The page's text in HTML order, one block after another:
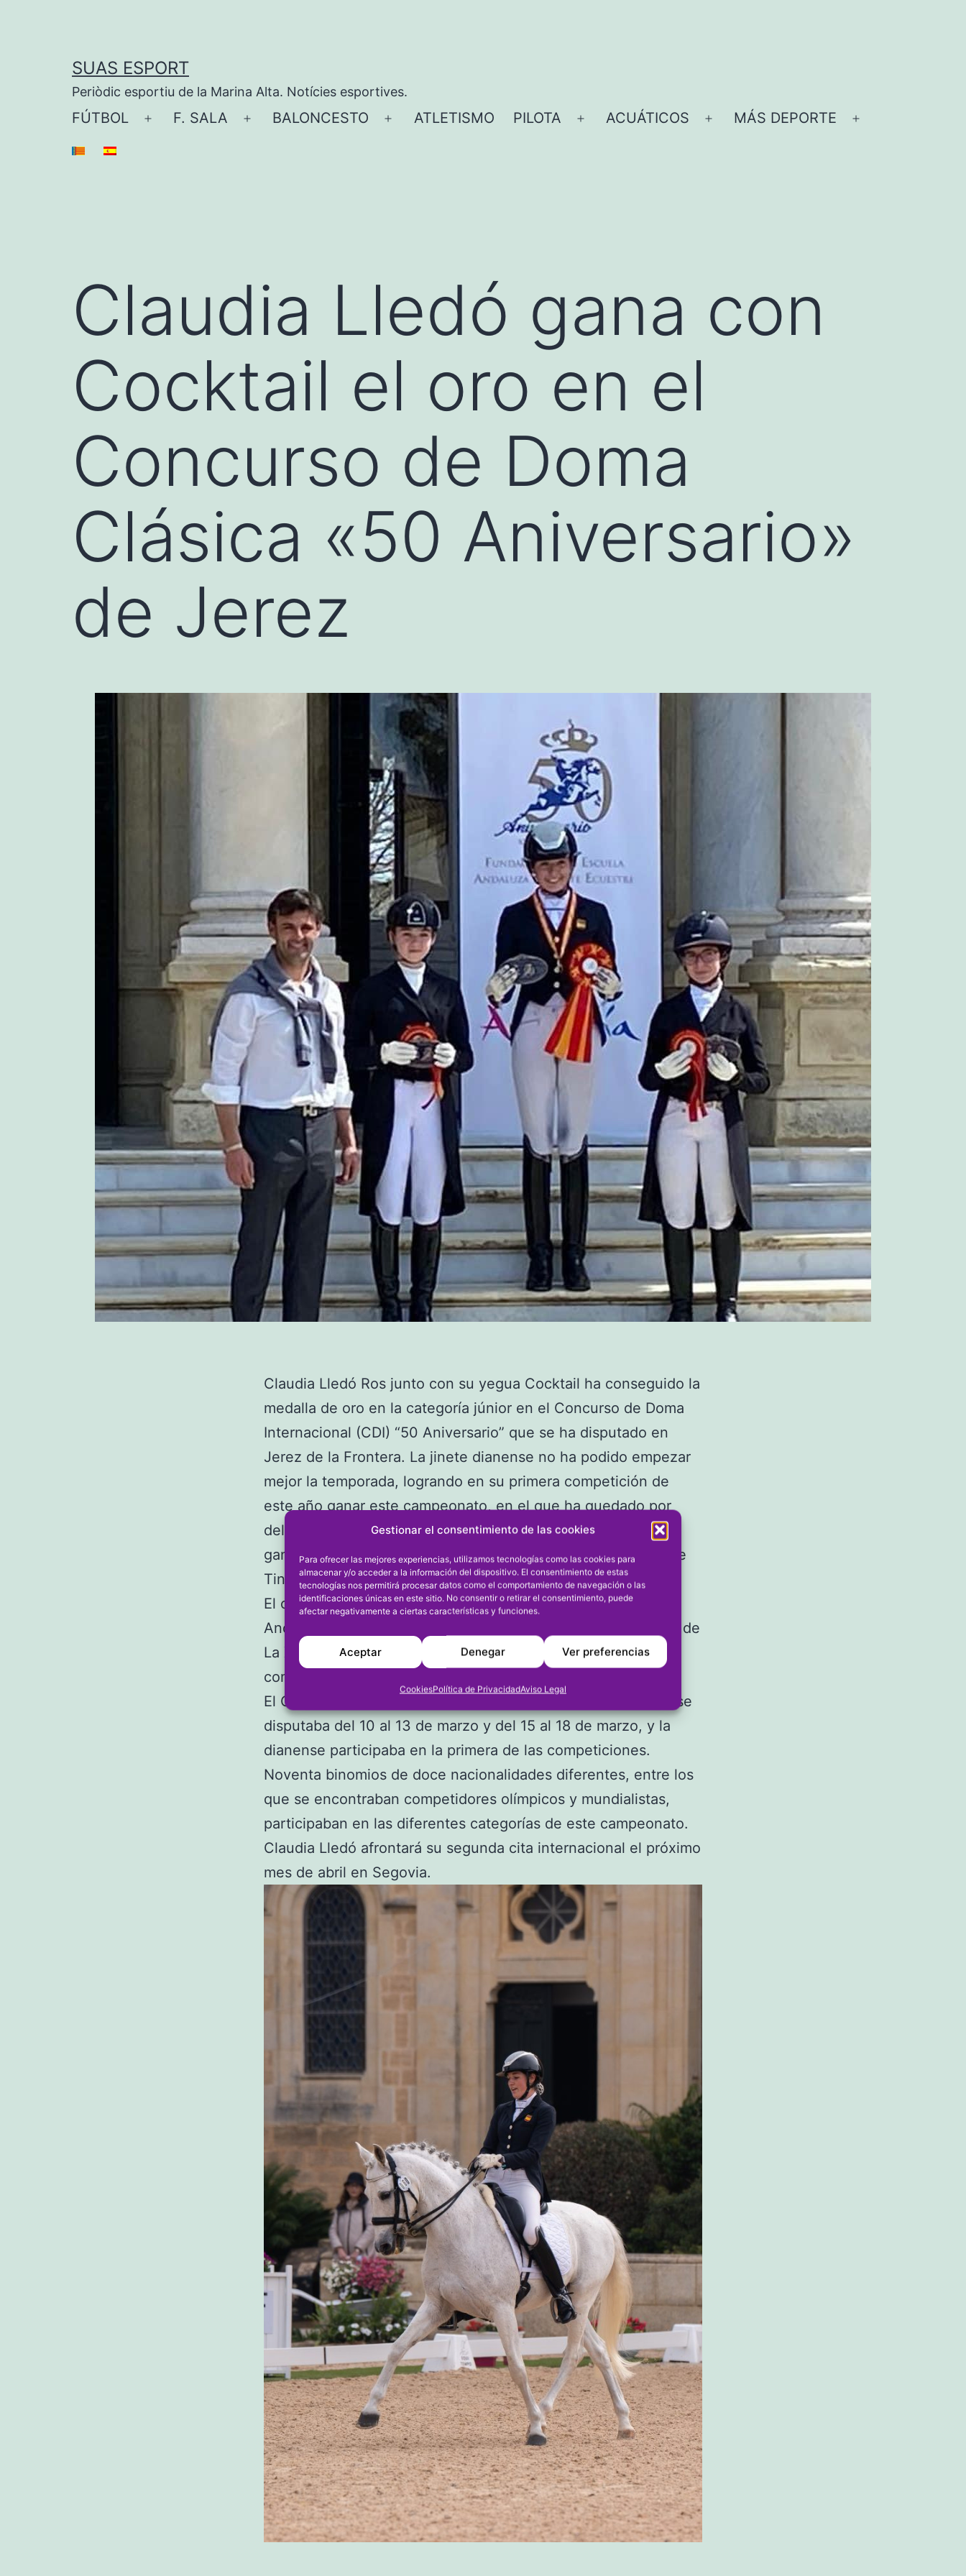
Gestionar el consentimiento de las cookies
Para ofrecer las mejores experiencias, utilizamos tecnologías como las cookies para
almacenar y/o acceder a la información del dispositivo. El consentimiento de estas
tecnologías nos permitirá procesar datos como el comportamiento de navegación o las
identificaciones únicas en este sitio. No consentir o retirar el consentimiento, puede
afectar negativamente a ciertas características y funciones.
Aceptar Denegar Ver preferencias
CookiesPolítica de PrivacidadAviso Legal
SUAS ESPORT
Periòdic esportiu de la Marina Alta. Notícies esportives.
FÚTBOL
Abrir
F. SALA
Abrir
BALONCESTO
Abrir
ATLETISMO PILOTA
Abrir
ACUÁTICOS
Abrir
MÁS DEPORTE
Claudia Lledó gana con
Cocktail el oro en el
Concurso de Doma
Clásica «50 Aniversario»
de Jerez
Claudia Lledó Ros junto con su yegua Cocktail ha conseguido la
medalla de oro en la categoría júnior en el Concurso de Doma
Internacional (CDI) “50 Aniversario” que se ha disputado en
Jerez de la Frontera. La jinete dianense no ha podido empezar
mejor la temporada, logrando en su primera competición de
este año ganar este campeonato, en el que ha quedado por
delante de la ucraniana Yeva Stolnikova que con Freedom
ganaba la plata y la portuguesa Mariana André con Iceberg de
Tineo el bronce.
El campeonato ha estado organizado por la Real Escuela
Andaluza de Arte Ecuestre. La jinete del Centro Hípico Lledó de
La Xara se alzaba con la medalla de oro tras tres días de
competición, logrando en cada jornada subir al podio.
El Concurso de Doma Clásica Internacional “50 aniversario” se
disputaba del 10 al 13 de marzo y del 15 al 18 de marzo, y la
dianense participaba en la primera de las competiciones.
Noventa binomios de doce nacionalidades diferentes, entre los
que se encontraban competidores olímpicos y mundialistas,
participaban en las diferentes categorías de este campeonato.
Claudia Lledó afrontará su segunda cita internacional el próximo
mes de abril en Segovia.